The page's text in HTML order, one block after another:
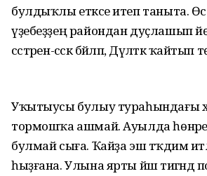
булдыҡлы етәксе итеп таныта. Өс
үҙебеҙҙең райондан дуҫлашып
сәстәрен-сәскә бәйләп, Дәүләткә ҡайтып
Уҡытыусы булыу тураһындағы
тормошҡа ашмай. Ауылда
булмай сыға. Ҡайҙа эш тәҡдим
һыҙғана. Улына ярты йәш тигәндә